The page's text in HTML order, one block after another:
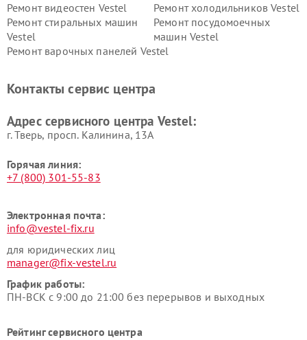
Ремонт видеостен Vestel
Ремонт холодильников Vestel
Ремонт стиральных машин
Vestel
Ремонт посудомоечных
машин Vestel
Ремонт варочных панелей Vestel
Контакты сервис центра
Адрес сервисного центра Vestel:
г. Тверь, просп. Калинина, 13А
Горячая линия:
+7 (800) 301-55-83
Электронная почта:
info@vestel-fix.ru
для юридических лиц
manager@fix-vestel.ru
График работы:
ПН-ВСК с 9:00 до 21:00 без перерывов и выходных
Рейтинг сервисного центра